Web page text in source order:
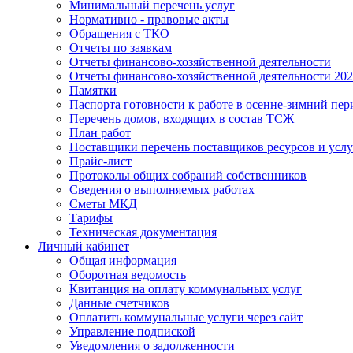
Минимальный перечень услуг
Нормативно - правовые акты
Обращения с ТКО
Отчеты по заявкам
Отчеты финансово-хозяйственной деятельности
Отчеты финансово-хозяйственной деятельности
Памятки
Паспорта готовности к работе в осенне-зимний
Перечень домов, входящих в состав ТСЖ
План работ
Поставщики перечень поставщиков ресурсов и
Прайс-лист
Протоколы общих собраний собственников
Сведения о выполняемых работах
Сметы МКД
Тарифы
Техническая документация
Личный кабинет
Общая информация
Оборотная ведомость
Квитанция на оплату коммунальных услуг
Данные счетчиков
Оплатить коммунальные услуги через сайт
Управление подпиской
Уведомления о задолженности